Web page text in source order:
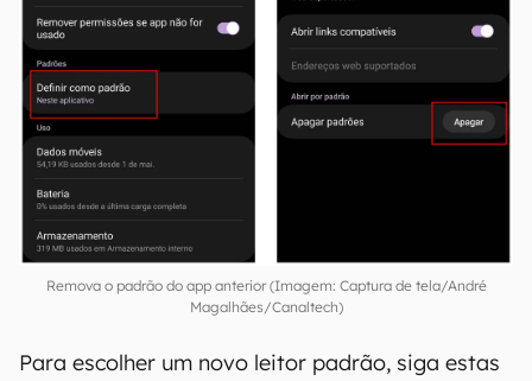
Procure pelo app respectivo e toque para ver
mais informações;
Selecione a aba “Definir como padrão”;
Toque em “Apagar padrões”.